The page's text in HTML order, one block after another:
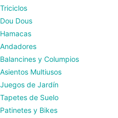
Triciclos
Dou Dous
Hamacas
Andadores
Balancines y Columpios
Asientos Multiusos
Juegos de Jardín
Tapetes de Suelo
Patinetes y Bikes